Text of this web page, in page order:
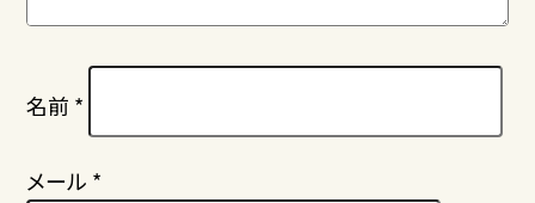
名前 *
メール *